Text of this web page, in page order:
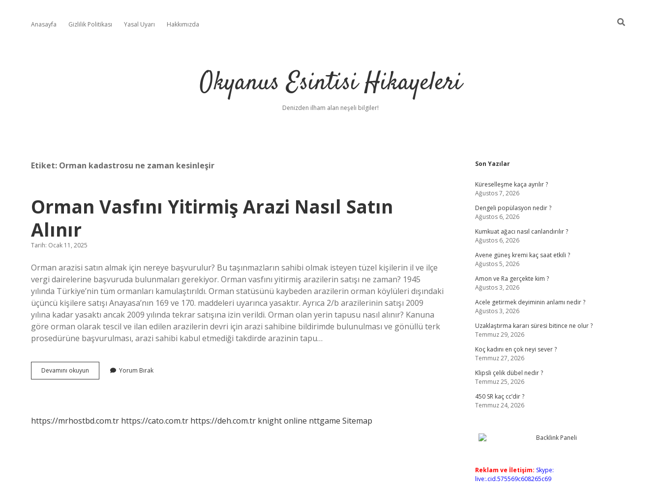
Anasayfa Gizlilik Politikası Yasal Uyarı Hakkımızda
Okyanus Esintisi Hikayeleri
Denizden ilham alan neşeli bilgiler!
Etiket: Orman kadastrosu ne zaman kesinleşir
Orman Vasfını Yitirmiş Arazi Nasıl Satın
Alınır
Tarih: Ocak 11, 2025
Orman arazisi satın almak için nereye başvurulur? Bu taşınmazların sahibi olmak isteyen tüzel kişilerin il ve ilçe
vergi dairelerine başvuruda bulunmaları gerekiyor. Orman vasfını yitirmiş arazilerin satışı ne zaman? 1945
yılında Türkiye’nin tüm ormanları kamulaştırıldı. Orman statüsünü kaybeden arazilerin orman köylüleri dışındaki
üçüncü kişilere satışı Anayasa’nın 169 ve 170. maddeleri uyarınca yasaktır. Ayrıca 2/b arazilerinin satışı 2009
yılına kadar yasaktı ancak 2009 yılında tekrar satışına izin verildi. Orman olan yerin tapusu nasıl alınır? Kanuna
göre orman olarak tescil ve ilan edilen arazilerin devri için arazi sahibine bildirimde bulunulması ve gönüllü terk
prosedürüne başvurulması, arazi sahibi kabul etmediği takdirde arazinin tapu…
Devamını okuyun
Vasfını
Alınır
Yorum Bırak
https://mrhostbd.com.tr https://cato.com.tr https://deh.com.tr knight online nttgame Sitemap
Sidebar
Son Yazılar
Küreselleşme kaça ayrılır ?
Ağustos 7, 2026
Dengeli popülasyon nedir ?
Ağustos 6, 2026
Kumkuat ağacı nasıl canlandırılır ?
Ağustos 6, 2026
Avene güneş kremi kaç saat etkili ?
Ağustos 5, 2026
Amon ve Ra gerçekte kim ?
Ağustos 3, 2026
Acele getirmek deyiminin anlamı nedir ?
Ağustos 3, 2026
Uzaklaştırma kararı süresi bitince ne olur ?
Temmuz 29, 2026
Koç kadını en çok neyi sever ?
Temmuz 27, 2026
Klipsli çelik dübel nedir ?
Temmuz 25, 2026
450 SR kaç cc’dir ?
Temmuz 24, 2026
Reklam ve İletişim: Skype:
live:.cid.575569c608265c69